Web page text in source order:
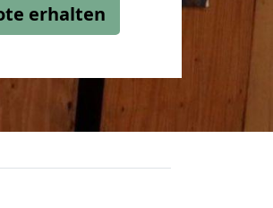
erhalten